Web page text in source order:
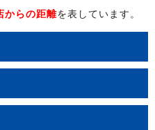
からの距離を表しています。